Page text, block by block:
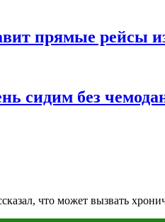
прямые рейсы
сидим без
что может вызвать